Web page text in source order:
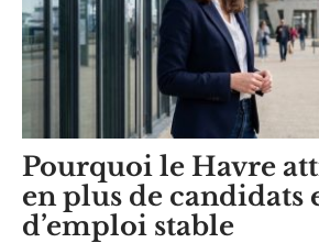
Pourquoi le Havre
en plus de candidats
d’emploi stable